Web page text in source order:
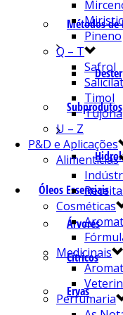
Métodos de
Subprodutos
Óleos Essenciais
Árvores
Cítricos
Ervas
Pineno
Q – T
Safrol
Timol
Tujona
U – Z
P&D e Aplicações
Alimentícias
Cosméticas
Medicinais
Perfumaria